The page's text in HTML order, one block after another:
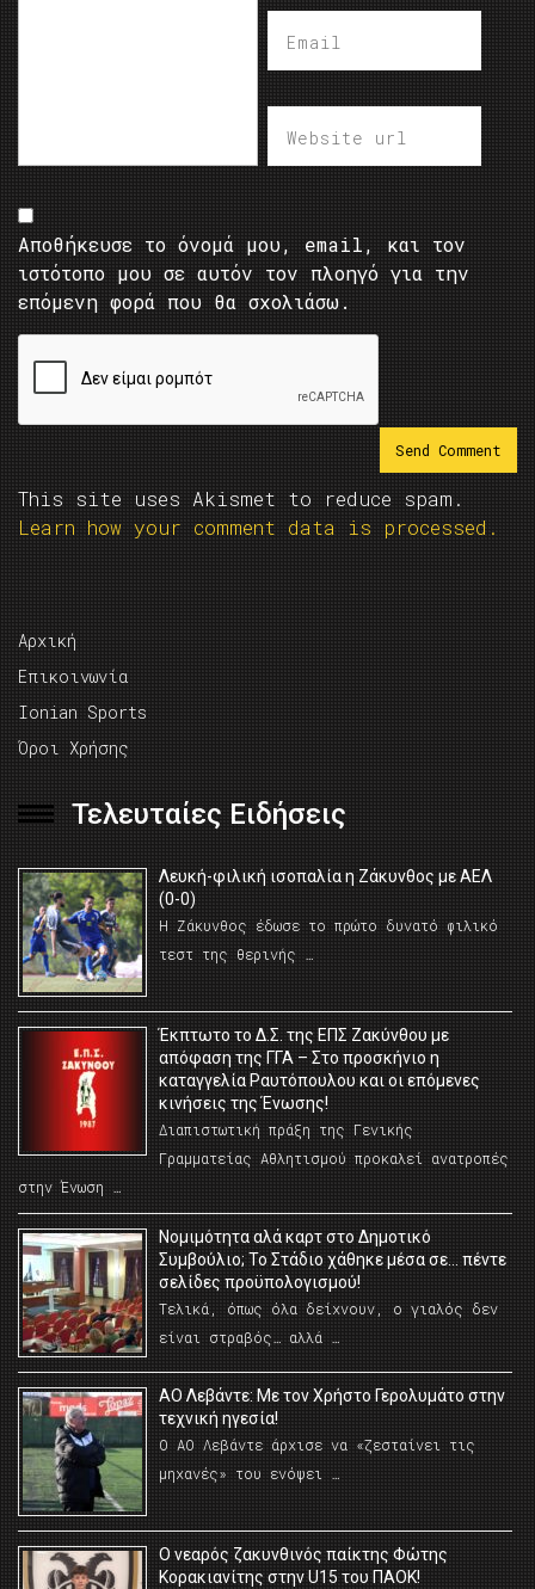
Αποθήκευσε το όνομά μου, email, και τον
ιστότοπο μου σε αυτόν τον πλοηγό για την
επόμενη φορά που θα σχολιάσω.
This site uses Akismet to reduce spam.
Learn how your comment data is processed.
Αρχική
Επικοινωνία
Ionian Sports
Όροι Χρήσης
Τελευταίες Ειδήσεις
Λευκή-φιλική ισοπαλία η Ζάκυνθος με ΑΕΛ
(0-0)
Η Ζάκυνθος έδωσε το πρώτο δυνατό φιλικό
τεστ της θερινής …
Έκπτωτο το Δ.Σ. της ΕΠΣ Ζακύνθου με
απόφαση της ΓΓΑ – Στο προσκήνιο η
καταγγελία Ραυτόπουλου και οι επόμενες
κινήσεις της Ένωσης!
Διαπιστωτική πράξη της Γενικής
Γραμματείας Αθλητισμού προκαλεί ανατροπές
στην Ένωση …
Νομιμότητα αλά καρτ στο Δημοτικό
Συμβούλιο; Το Στάδιο χάθηκε μέσα σε… πέντε
σελίδες προϋπολογισμού!
Τελικά, όπως όλα δείχνουν, ο γιαλός δεν
είναι στραβός… αλλά …
ΑΟ Λεβάντε: Με τον Χρήστο Γερολυμάτο στην
τεχνική ηγεσία!
Ο ΑΟ Λεβάντε άρχισε να «ζεσταίνει τις
μηχανές» του ενόψει …
O νεαρός ζακυνθινός παίκτης Φώτης
Κορακιανίτης στην U15 του ΠΑΟΚ!